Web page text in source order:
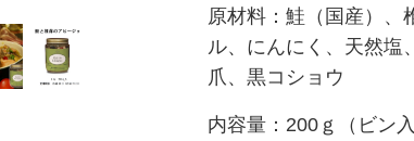
原材料：鮭（国産）、
ル、にんにく、天然塩
爪、黒コショウ
内容量：200ｇ（ビン